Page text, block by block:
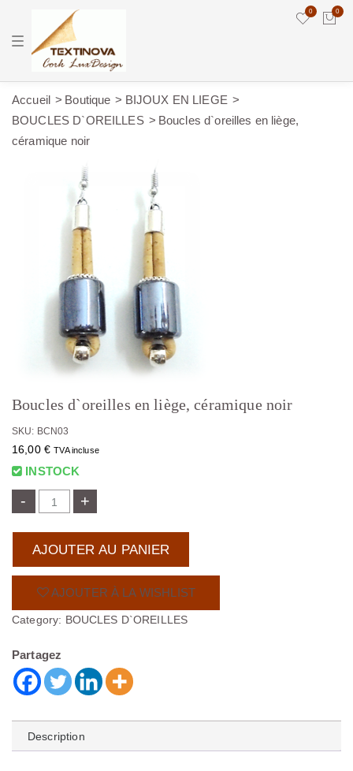
T
e
a
v
i
0 0
Accueil Boutique
BIJOUX EN LIEGE
BOUCLES D`OREILLES
Boucles d`oreilles en liège,
céramique noir
Boucles d`oreilles en liège, céramique noir
SKU: BCN03
16,00 € TVA incluse
INSTOCK
- +
AJOUTER AU PANIER
AJOUTER À LA WISHLIST
Category: BOUCLES D`OREILLES
Partagez
Description